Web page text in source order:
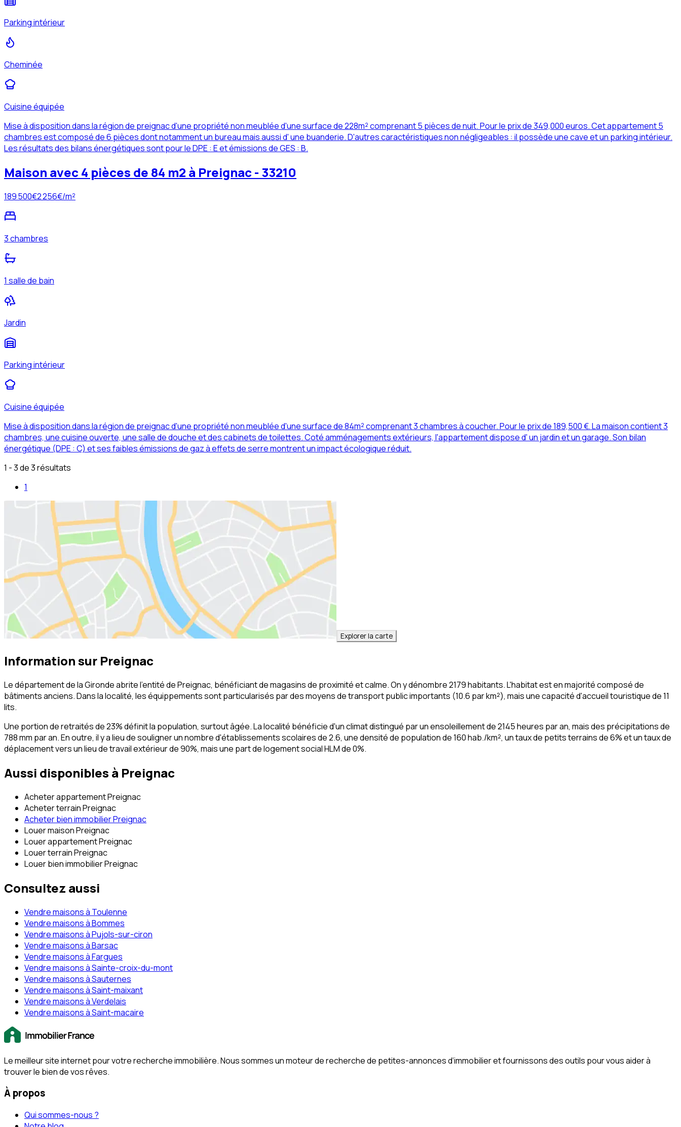
Parking intérieur
Cheminée
Cuisine équipée
Mise à disposition dans la région de preignac d'une propriété non meublée d'une surface de 228m² comprenant 5 pièces de nuit. Pour le prix de 349,000 euros. Cet appartement 5
chambres est composé de 6 pièces dont notamment un bureau mais aussi d' une buanderie. D'autres caractéristiques non négligeables : il possède une cave et un parking intérieur.
Les résultats des bilans énergétiques sont pour le DPE : E et émissions de GES : B.
Maison avec 4 pièces de 84 m2 à Preignac - 33210
189 500€2 256€/m²
3 chambres
1 salle de bain
Jardin
Parking intérieur
Cuisine équipée
Mise à disposition dans la région de preignac d'une propriété non meublée d'une surface de 84m² comprenant 3 chambres à coucher. Pour le prix de 189,500 €. La maison contient 3
chambres, une cuisine ouverte, une salle de douche et des cabinets de toilettes. Coté amménagements extérieurs, l'appartement dispose d' un jardin et un garage. Son bilan
énergétique (DPE : C) et ses faibles émissions de gaz à effets de serre montrent un impact écologique réduit.
1 - 3 de 3 résultats
1
Explorer la carte
Information sur Preignac
Le département de la Gironde abrite l'entité de Preignac, bénéficiant de magasins de proximité et calme. On y dénombre 2179 habitants. L'habitat est en majorité composé de
bâtiments anciens. Dans la localité, les équippements sont particularisés par des moyens de transport public importants (10.6 par km²), mais une capacité d'accueil touristique de 11
lits.
Une portion de retraités de 23% définit la population, surtout âgée. La localité bénéficie d'un climat distingué par un ensoleillement de 2145 heures par an, mais des précipitations de
788 mm par an. En outre, il y a lieu de souligner un nombre d'établissements scolaires de 2.6, une densité de population de 160 hab./km², un taux de petits terrains de 6% et un taux de
déplacement vers un lieu de travail extérieur de 90%, mais une part de logement social HLM de 0%.
Aussi disponibles à Preignac
Acheter appartement Preignac
Acheter terrain Preignac
Acheter bien immobilier Preignac
Louer maison Preignac
Louer appartement Preignac
Louer terrain Preignac
Louer bien immobilier Preignac
Consultez aussi
Vendre maisons à Toulenne
Vendre maisons à Bommes
Vendre maisons à Pujols-sur-ciron
Vendre maisons à Barsac
Vendre maisons à Fargues
Vendre maisons à Sainte-croix-du-mont
Vendre maisons à Sauternes
Vendre maisons à Saint-maixant
Vendre maisons à Verdelais
Vendre maisons à Saint-macaire
Le meilleur site internet pour votre recherche immobilière. Nous sommes un moteur de recherche de petites-annonces d‘immobilier et fournissons des outils pour vous aider à
trouver le bien de vos rêves.
À propos
Qui sommes-nous ?